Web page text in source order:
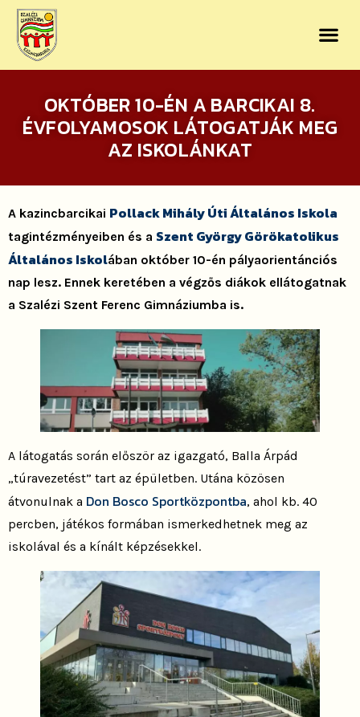
OKTÓBER 10-ÉN A BARCIKAI 8.
ÉVFOLYAMOSOK LÁTOGATJÁK MEG
AZ ISKOLÁNKAT
A kazincbarcikai Pollack Mihály Úti Általános Iskola
tagintézményeiben és a Szent György Görökatolikus
Általános Iskolában október 10-én pályaorientánciós
nap lesz. Ennek keretében a végzős diákok ellátogatnak
a Szalézi Szent Ferenc Gimnáziumba is.
A látogatás során először az igazgató, Balla Árpád
„túravezetést” tart az épületben. Utána közösen
átvonulnak a Don Bosco Sportközpontba, ahol kb. 40
percben, játékos formában ismerkedhetnek meg az
iskolával és a kínált képzésekkel.